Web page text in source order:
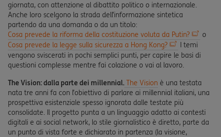
giornata, con attenzione al dibattito politico o internazionale.
Anche loro scelgono la strada dell’informazione sintetica
partendo da una domanda o da un titolo:
Cosa prevede la riforma della costituzione voluta da Putin?
o
Cosa prevede la legge sulla sicurezza a Hong Kong?
I temi
vengono sviscerati in pochi semplici punti, per capire le basi di
questioni complesse mentre fai colazione o vai al lavoro.
The Vision: dalla parte dei millennial. The Vision è una testata
nata tre anni fa con l’obiettivo di parlare ai millennial italiani, una
prospettiva esistenziale spesso ignorata dalle testate più
consolidate. Il progetto punta a un linguaggio adatto ai contesti
digitali e ai social network, lo stile giornalistico è diretto, parte da
un punto di vista forte e dichiarato in partenza (la visione,